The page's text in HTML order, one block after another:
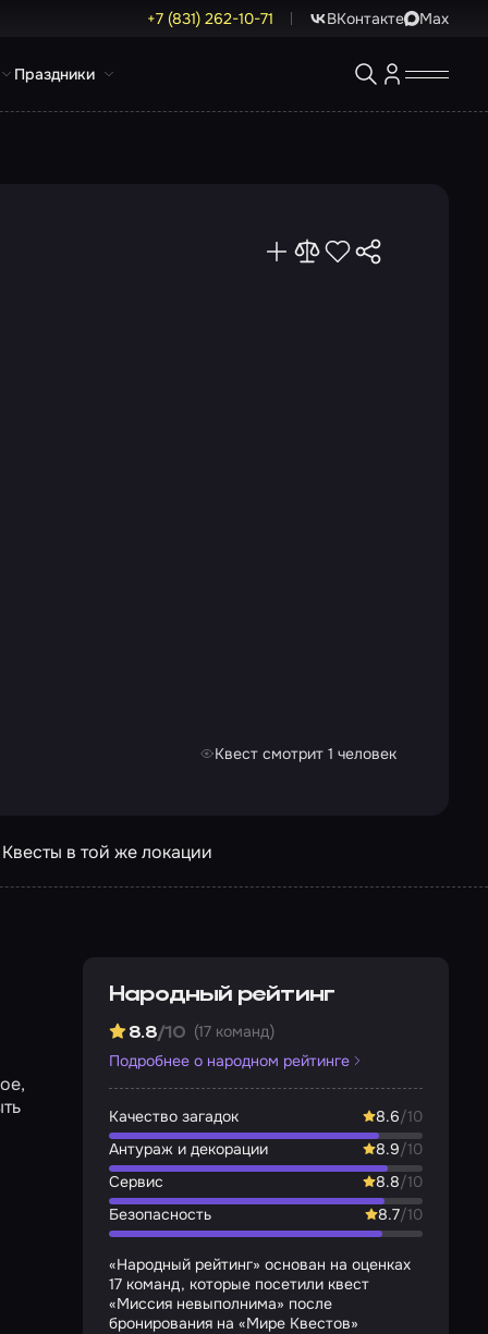
+7 (831) 262-10-71 ВКонтакте Max
Праздники
Квест смотрит 1 человек
Квесты в той же локации
Народный рейтинг
8.8/10 (17 команд)
Подробнее о народном рейтинге
Качество загадок 8.6/10
Антураж и декорации
8.9/10
Сервис
8.8/10
Безопасность
8.7/10
«Народный рейтинг» основан на оценках
17 команд, которые посетили квест
«Миссия невыполнима» после
бронирования на «Мире Квестов»